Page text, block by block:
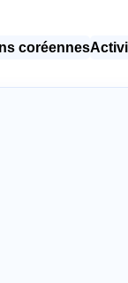
coréennes